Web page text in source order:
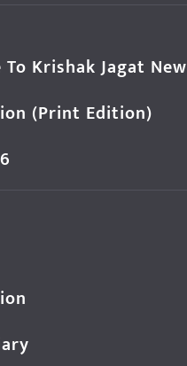
To Krishak Jagat
(Print Edition)